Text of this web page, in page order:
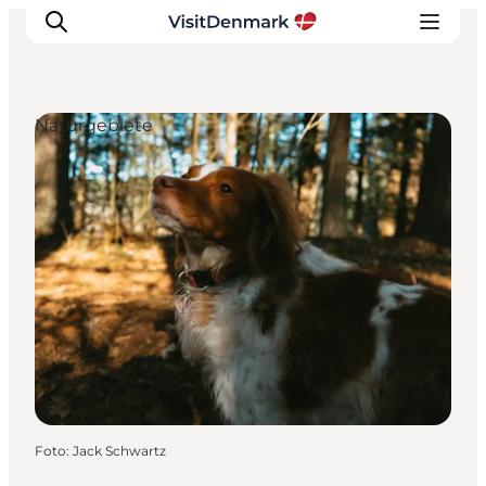
Inspiration
Regionen
Erlebnisse
Unterkünfte
Reiseplanung
Naturgebiete
Foto: Jack Schwartz